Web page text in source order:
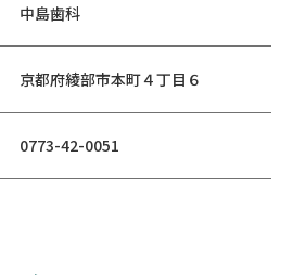
中島歯科
京都府綾部市本町４丁目６
0773-42-0051